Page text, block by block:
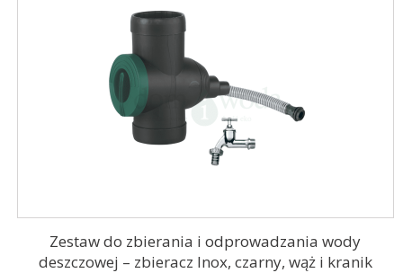
Zestaw do zbierania i odprowadzania wody
deszczowej – zbieracz Inox, czarny, wąż i kranik